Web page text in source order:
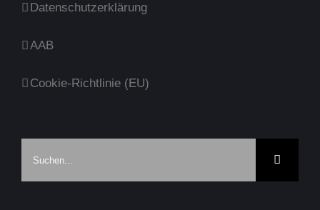
Datenschutzerklärung
AAB
Cookie-Richtlinie (EU)